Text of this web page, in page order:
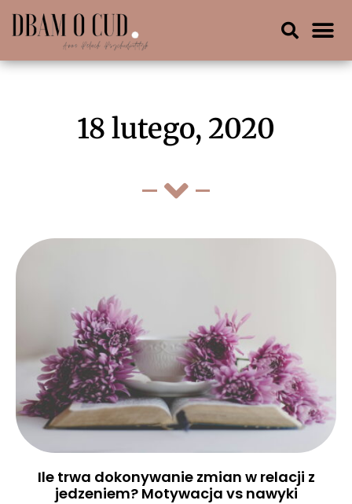
18 lutego, 2020
Ile trwa dokonywanie zmian w relacji z
jedzeniem? Motywacja vs nawyki